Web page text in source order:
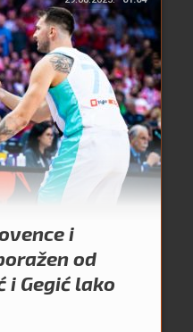
i
od
i Gegić lako